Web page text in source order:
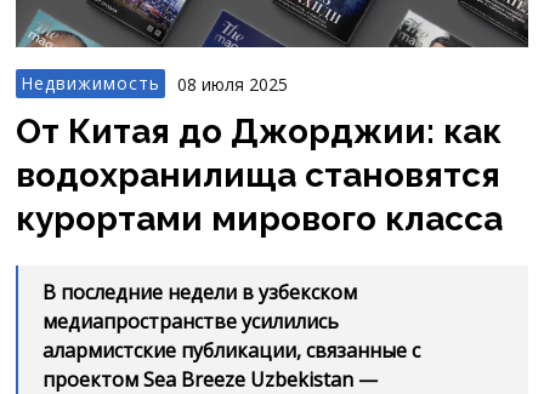
Недвижимость 08 июля 2025
От Китая до Джорджии: как
водохранилища становятся
курортами мирового класса
В последние недели в узбекском
медиапространстве усилились
алармистские публикации, связанные с
проектом Sea Breeze Uzbekistan —